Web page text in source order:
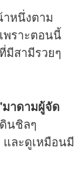
หนึ่งตาม
พราะตอนนี้
มีสามีรวยๆ
าดามผู้จัด
นชิลๆ
และดูเหมือนมี